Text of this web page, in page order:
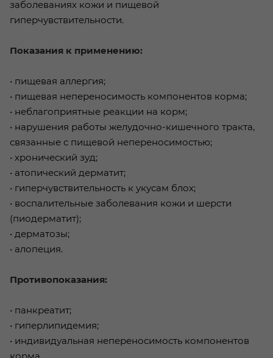
заболеваниях кожи и пищевой
гиперчувствительности.
Показания к применению:
• пищевая аллергия;
• пищевая непереносимость компонентов корма;
• неблагоприятные реакции на корм;
• нарушения работы желудочно-кишечного тракта,
связанные с пищевой непереносимостью;
• хронический зуд;
• атопический дерматит;
• гиперчувствительность к укусам блох;
• воспалительные заболевания кожи и шерсти
(пиодерматит);
• дерматозы;
• алопеция.
Противопоказания:
• панкреатит;
• гиперлипидемия;
• индивидуальная непереносимость компонентов